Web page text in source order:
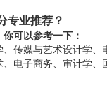
专业推荐？
可以参考一下：
传媒与艺术设计学、
电子商务、审计学、